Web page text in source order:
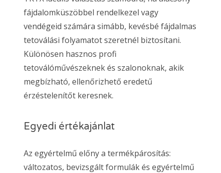
fájdalomküszöbbel rendelkezel vagy
vendégeid számára simább, kevésbé fájdalmas
tetoválási folyamatot szeretnél biztosítani.
Különösen hasznos profi
tetoválóművészeknek és szalonoknak, akik
megbízható, ellenőrizhető eredetű
érzéstelenítőt keresnek.
Egyedi értékajánlat
Az egyértelmű előny a termékpárosítás:
változatos, bevizsgált formulák és egyértelmű